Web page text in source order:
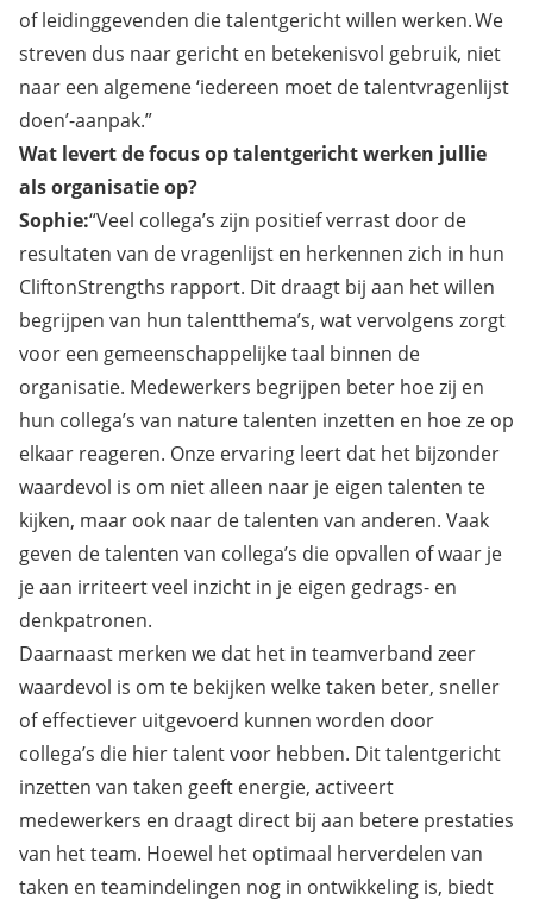
of leidinggevenden die talentgericht willen werken. We
streven dus naar gericht en betekenisvol gebruik, niet
naar een algemene ‘iedereen moet de talentvragenlijst
doen’-aanpak.”
Wat levert de focus op talentgericht werken jullie
als organisatie op?
Sophie:“Veel collega’s zijn positief verrast door de
resultaten van de vragenlijst en herkennen zich in hun
CliftonStrengths rapport. Dit draagt bij aan het willen
begrijpen van hun talentthema’s, wat vervolgens zorgt
voor een gemeenschappelijke taal binnen de
organisatie. Medewerkers begrijpen beter hoe zij en
hun collega’s van nature talenten inzetten en hoe ze op
elkaar reageren. Onze ervaring leert dat het bijzonder
waardevol is om niet alleen naar je eigen talenten te
kijken, maar ook naar de talenten van anderen. Vaak
geven de talenten van collega’s die opvallen of waar je
je aan irriteert veel inzicht in je eigen gedrags- en
denkpatronen.
Daarnaast merken we dat het in teamverband zeer
waardevol is om te bekijken welke taken beter, sneller
of effectiever uitgevoerd kunnen worden door
collega’s die hier talent voor hebben. Dit talentgericht
inzetten van taken geeft energie, activeert
medewerkers en draagt direct bij aan betere prestaties
van het team. Hoewel het optimaal herverdelen van
taken en teamindelingen nog in ontwikkeling is, biedt